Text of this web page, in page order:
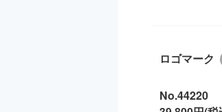
ロゴマーク
No.44220